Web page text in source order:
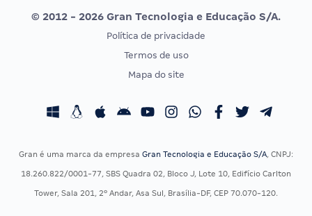
Vunesp
CONCURSOS POR PROFISSÃO
Concursos Fiscais
Concursos Saúde
EXAME DE ORDEM
Calendário OAB
© 2012 - 2026 Gran Tecnologia e Educação S/A.
Política de privacidade
Termos de uso
Mapa do site
Gran é uma marca da empresa Gran Tecnologia e Educação S/A, CNPJ:
18.260.822/0001-77, SBS Quadra 02, Bloco J, Lote 10, Edifício Carlton
Tower, Sala 201, 2º Andar, Asa Sul, Brasília-DF, CEP 70.070-120.